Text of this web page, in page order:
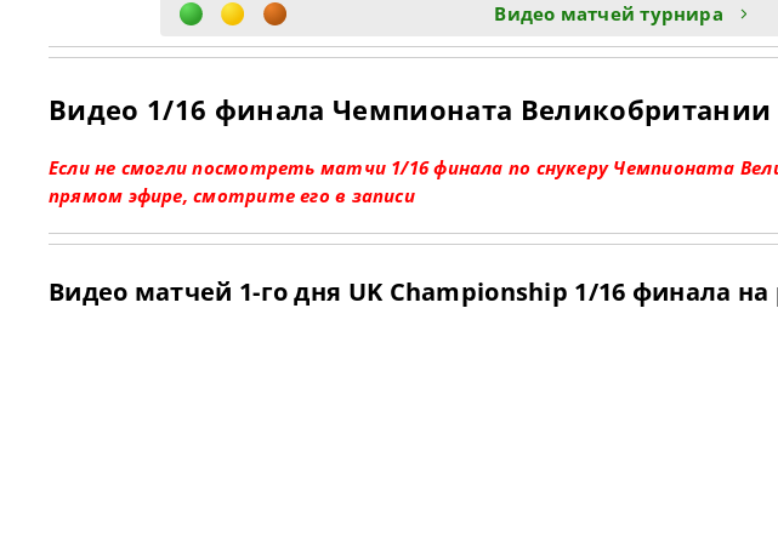
Видео матчей турнира
Видео 1/16 финала Чемпионата Великобритании
Если не смогли посмотреть матчи 1/16 финала по снукеру Чемпионата
прямом эфире, смотрите его в записи
Видео матчей 1-го дня UK Championship 1/16 финала на